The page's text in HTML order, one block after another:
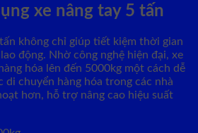
xe nâng tay 5 tấn
không chỉ giúp tiết kiệm thời gian
động. Nhờ công nghệ hiện đại, xe
hóa lên đến 5000kg một cách dễ
di chuyển hàng hóa trong các nhà
hơn, hỗ trợ nâng cao hiệu suất